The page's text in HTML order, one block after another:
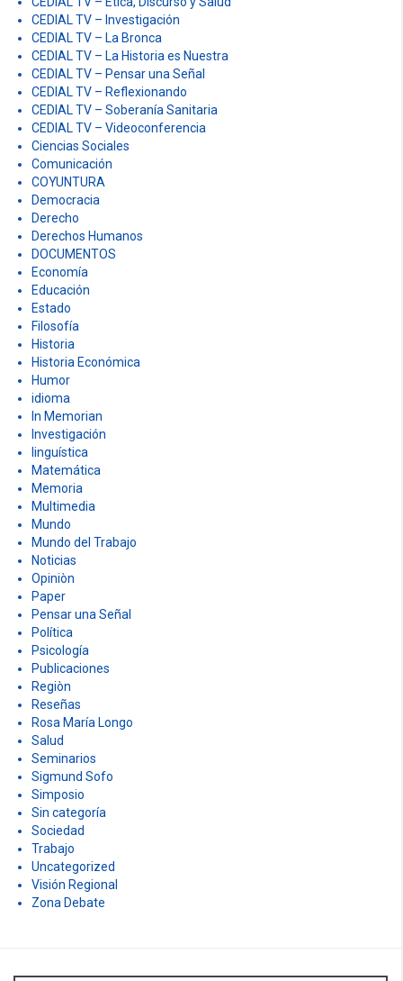
CEDIAL TV – Investigación
CEDIAL TV – La Bronca
CEDIAL TV – La Historia es Nuestra
CEDIAL TV – Pensar una Señal
CEDIAL TV – Reflexionando
CEDIAL TV – Soberanía Sanitaria
CEDIAL TV – Videoconferencia
Ciencias Sociales
Comunicación
COYUNTURA
Democracia
Derecho
Derechos Humanos
DOCUMENTOS
Economía
Educación
Estado
Filosofía
Historia
Historia Económica
Humor
idioma
In Memorian
Investigación
linguística
Matemática
Memoria
Multimedia
Mundo
Mundo del Trabajo
Noticias
Opiniòn
Paper
Pensar una Señal
Política
Psicología
Publicaciones
Regiòn
Reseñas
Rosa María Longo
Salud
Seminarios
Sigmund Sofo
Simposio
Sin categoría
Sociedad
Trabajo
Uncategorized
Visión Regional
Zona Debate